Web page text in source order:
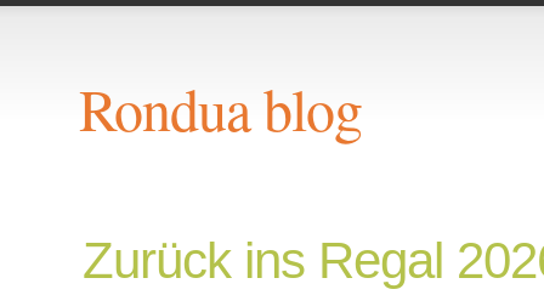
Rondua blog
Zurück ins Regal